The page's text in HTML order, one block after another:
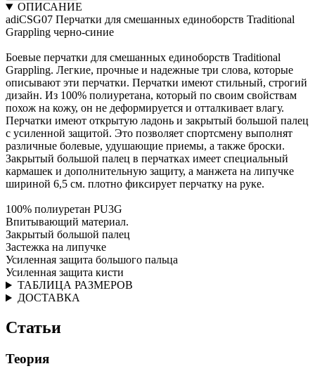
ОПИСАНИЕ
adiCSG07 Перчатки для смешанных единоборств Traditional
Grappling черно-синие
Боевые перчатки для смешанных единоборств Traditional
Grappling. Легкие, прочные и надежные три слова, которые
описывают эти перчатки. Перчатки имеют стильный, строгий
дизайн. Из 100% полиуретана, который по своим свойствам
похож на кожу, он не деформируется и отталкивает влагу.
Перчатки имеют открытую ладонь и закрытый большой палец
с усиленной защитой. Это позволяет спортсмену выполнят
различные болевые, удушающие приемы, а также броски.
Закрытый большой палец в перчатках имеет специальный
кармашек и дополнительную защиту, а манжета на липучке
шириной 6,5 см. плотно фиксирует перчатку на руке.
100% полиуретан PU3G
Впитывающий материал.
Закрытый большой палец
Застежка на липучке
Усиленная защита большого пальца
Усиленная защита кисти
ТАБЛИЦА РАЗМЕРОВ
ДОСТАВКА
Статьи
Теория